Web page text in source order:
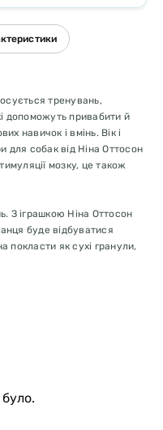
тренувань,
допоможуть привабити й
навичок і вмінь. Вік і
для собак від Ніна Оттосон
мозку, це також
З іграшкою Ніна Оттосон
буде відбуватися
покласти як сухі гранули,
гру складнішою і
від початкового, 2
відкриває перед вашим